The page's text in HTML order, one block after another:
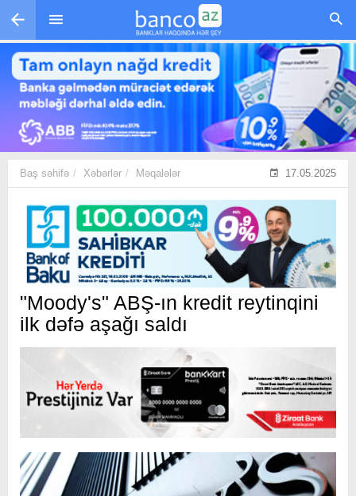
Skip to main content
Baş səhifə Xəbərlər Məqalələr 17.05.2025
"Moody's" ABŞ-ın kredit reytinqini
ilk dəfə aşağı saldı